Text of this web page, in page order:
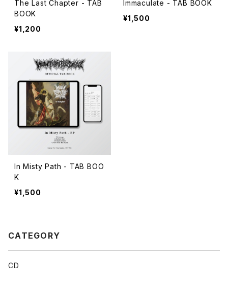
The Last Chapter - TAB
BOOK
¥1,200
Immaculate - TAB BOOK
¥1,500
In Misty Path - TAB BOO
K
¥1,500
CATEGORY
CD